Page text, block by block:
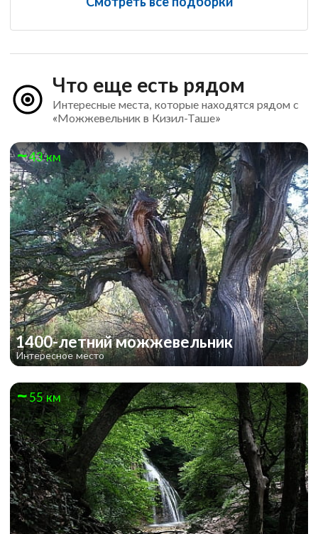
Что еще есть рядом
Интересные места, которые находятся рядом с
«Можжевельник в Кизил-Таше»
43 км
1400-летний можжевельник
Интересное место
55 км